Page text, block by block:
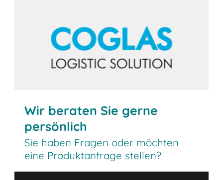
Wir beraten Sie gerne
persönlich
Sie haben Fragen oder möchten
eine Produktanfrage stellen?